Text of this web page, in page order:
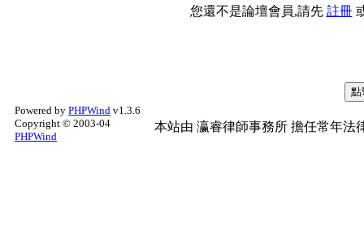
您還不是論壇會員,請先 註冊
Powered by PHPWind v1.3.6
Copyright © 2003-04
PHPWind
本站由 瀛睿律師事務所 擔任常年法